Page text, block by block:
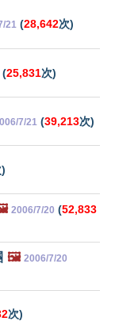
21 (28,642次)
(25,831次)
7/21 (39,213次)
2006/7/20 (52,833
🖼️ 2006/7/20
次)